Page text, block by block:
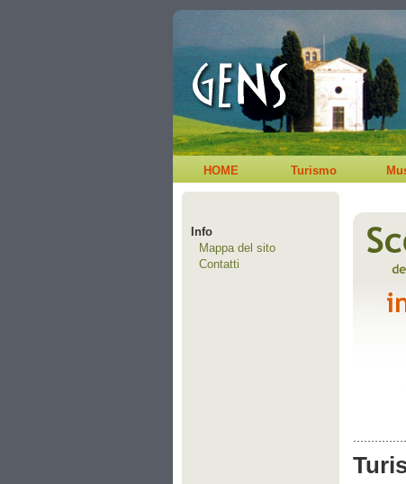
HOME Turismo
Info
Mappa del sito
Contatti